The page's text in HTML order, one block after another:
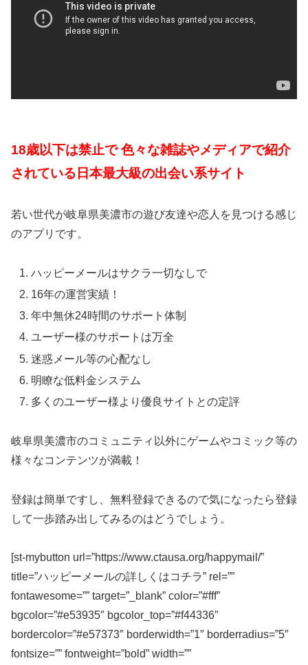
18歳以下は禁止で 色々な雑誌やメディアで紹介
されている日本最大級の出会い系サイト
若い世代が岐阜県美濃市の遊び友達や恋人を見つける感じ
のアプリです。
ハッピーメールはサクラ一切なしで
16年の運営実績！
年中無休24時間のサポート体制
ユーザー様のサポートは万全
迷惑メール等の心配なし
明瞭な低料金システム
多くのユーザー様より優良サイトとの定評
岐阜県美濃市のコミュニティ以外にゲームやコミック等の
様々なコンテンツが満載！
登録は簡単ですし、無料登録できるので気になったら登録
して一歩踏み出してみるのはどうでしょう。
[st-mybutton url=”https://www.ctausa.org/happymail/”
title=”ハッピーメールの詳しくはコチラ” rel=””
fontawesome=”” target=”_blank” color=”#fff”
bgcolor=”#e53935″ bgcolor_top=”#f44336″
bordercolor=”#e57373″ borderwidth=”1″ borderradius=”5″
fontsize=”” fontweight=”bold” width=””